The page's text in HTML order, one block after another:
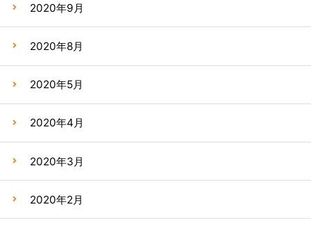
2020年9月
2020年8月
2020年5月
2020年4月
2020年3月
2020年2月